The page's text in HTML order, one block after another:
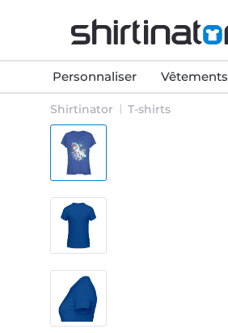
Personnaliser Vêtements
Shirtinator T-shirts